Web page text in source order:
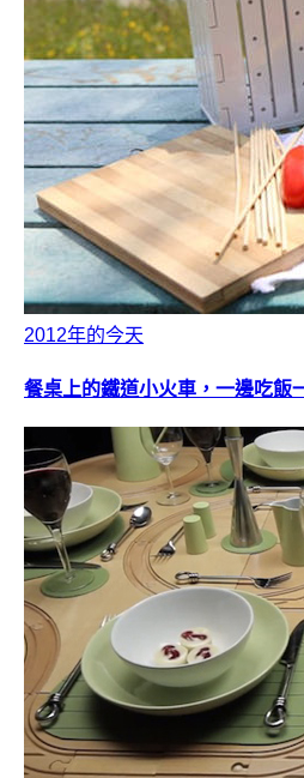
2012年的今天
餐桌上的鐵道小火車，一邊吃飯